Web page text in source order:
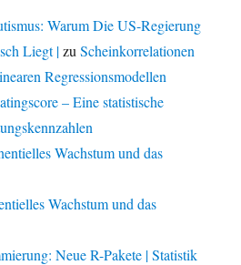
Warum Die US-Regierung
Liegt |zuScheinkorrelationen
Regressionsmodellen
– Eine statistische
Wachstum und das
Wachstum und das
Neue R-Pakete | Statistik